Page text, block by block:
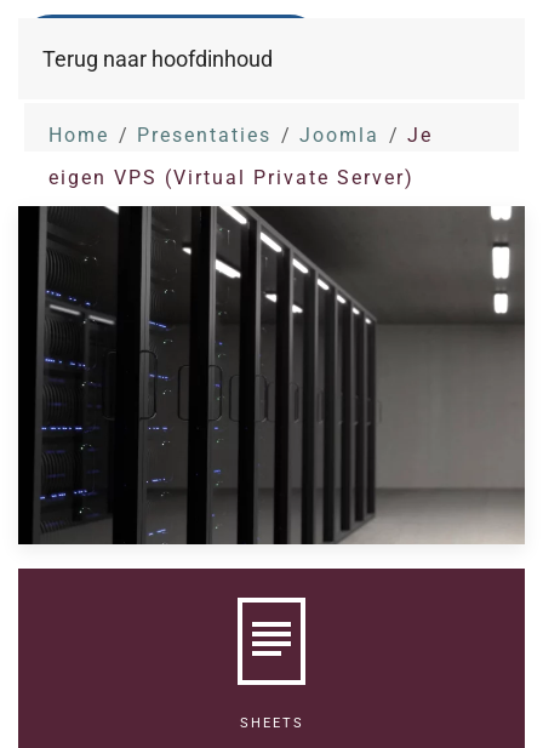
Terug naar hoofdinhoud
Home Presentaties Joomla
Je
eigen VPS (Virtual Private Server)
SHEETS